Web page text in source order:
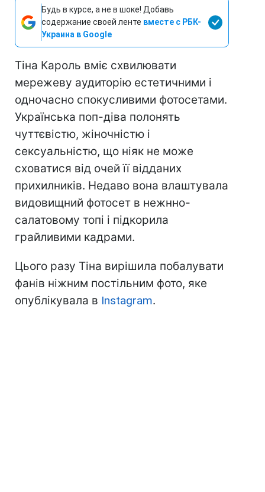
Будь в курсе, а не в шоке! Добавь
содержание своей ленте вместе с РБК-
Украина в Google
Тіна Кароль вміє схвилювати
мережеву аудиторію естетичними і
одночасно спокусливими фотосетами.
Українська поп-діва полонять
чуттєвістю, жіночністю і
сексуальністю, що ніяк не може
сховатися від очей її відданих
прихилників. Недаво вона влаштувала
видовищний фотосет в нежнно-
салатовому топі і підкорила
грайливими кадрами.
Цього разу Тіна вирішила побалувати
фанів ніжним постільним фото, яке
опублікувала в Instagram.